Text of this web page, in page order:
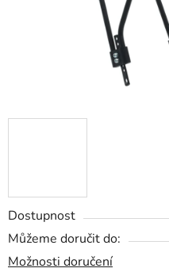
Dostupnost
Můžeme doručit do:
Možnosti doručení